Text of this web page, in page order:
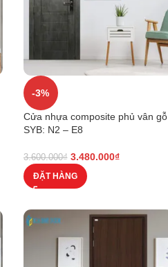
-3%
Cửa nhựa composite phủ vân gỗ
SYB: N2 – E8
3.600.000₫ 3.480.000₫
ĐẶT HÀNG